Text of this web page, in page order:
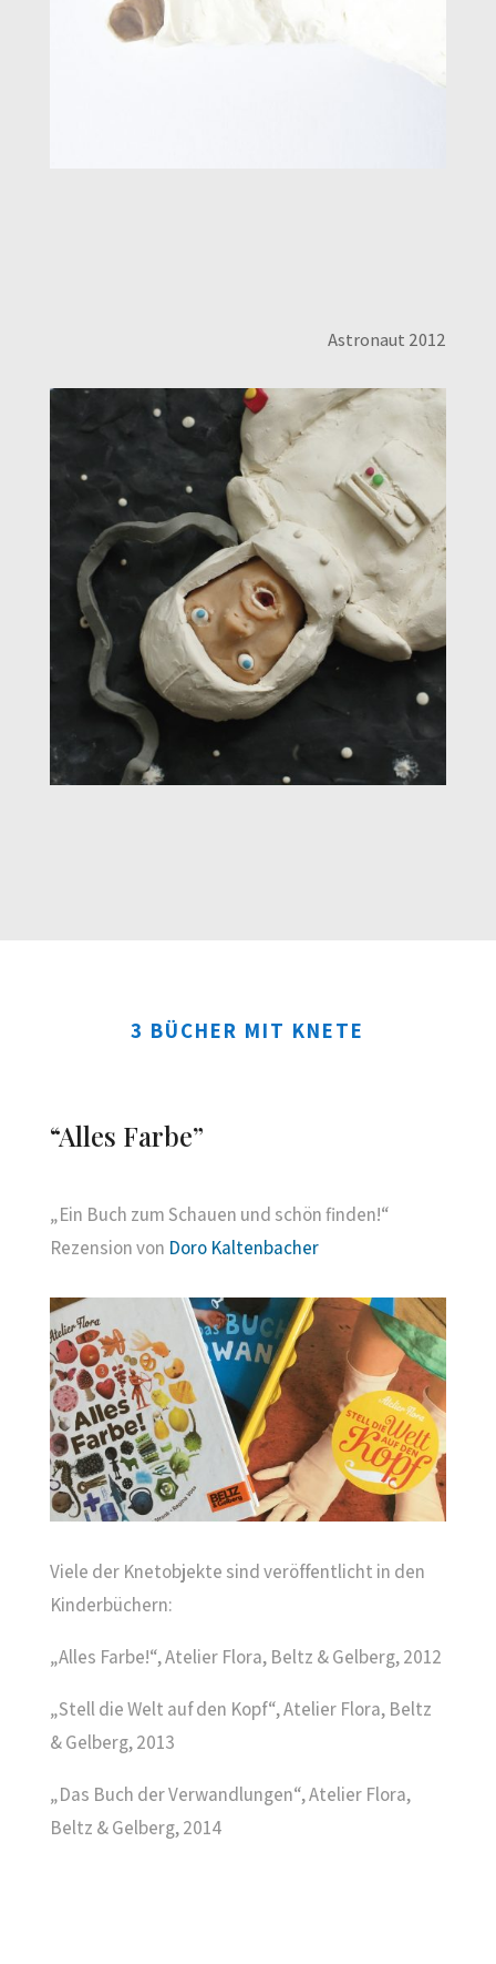
Astronaut 2012
3 BÜCHER MIT KNETE
“Alles Farbe”
„Ein Buch zum Schauen und schön finden!“
Rezension von Doro Kaltenbacher
Viele der Knetobjekte sind veröffentlicht in den
Kinderbüchern:
„Alles Farbe!“, Atelier Flora, Beltz & Gelberg, 2012
„Stell die Welt auf den Kopf“, Atelier Flora, Beltz
& Gelberg, 2013
„Das Buch der Verwandlungen“, Atelier Flora,
Beltz & Gelberg, 2014